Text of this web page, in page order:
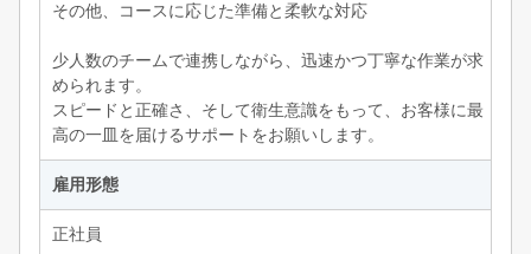
その他、コースに応じた準備と柔軟な対応
少人数のチームで連携しながら、迅速かつ丁寧な作業が求
められます。
スピードと正確さ、そして衛生意識をもって、お客様に最
高の一皿を届けるサポートをお願いします。
雇用形態
正社員